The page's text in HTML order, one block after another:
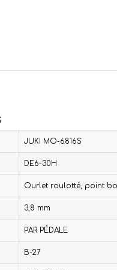
JUKI MO-6816S
DE6-30H
Ourlet roulotté, point
3,8 mm
PAR PÉDALE
B-27